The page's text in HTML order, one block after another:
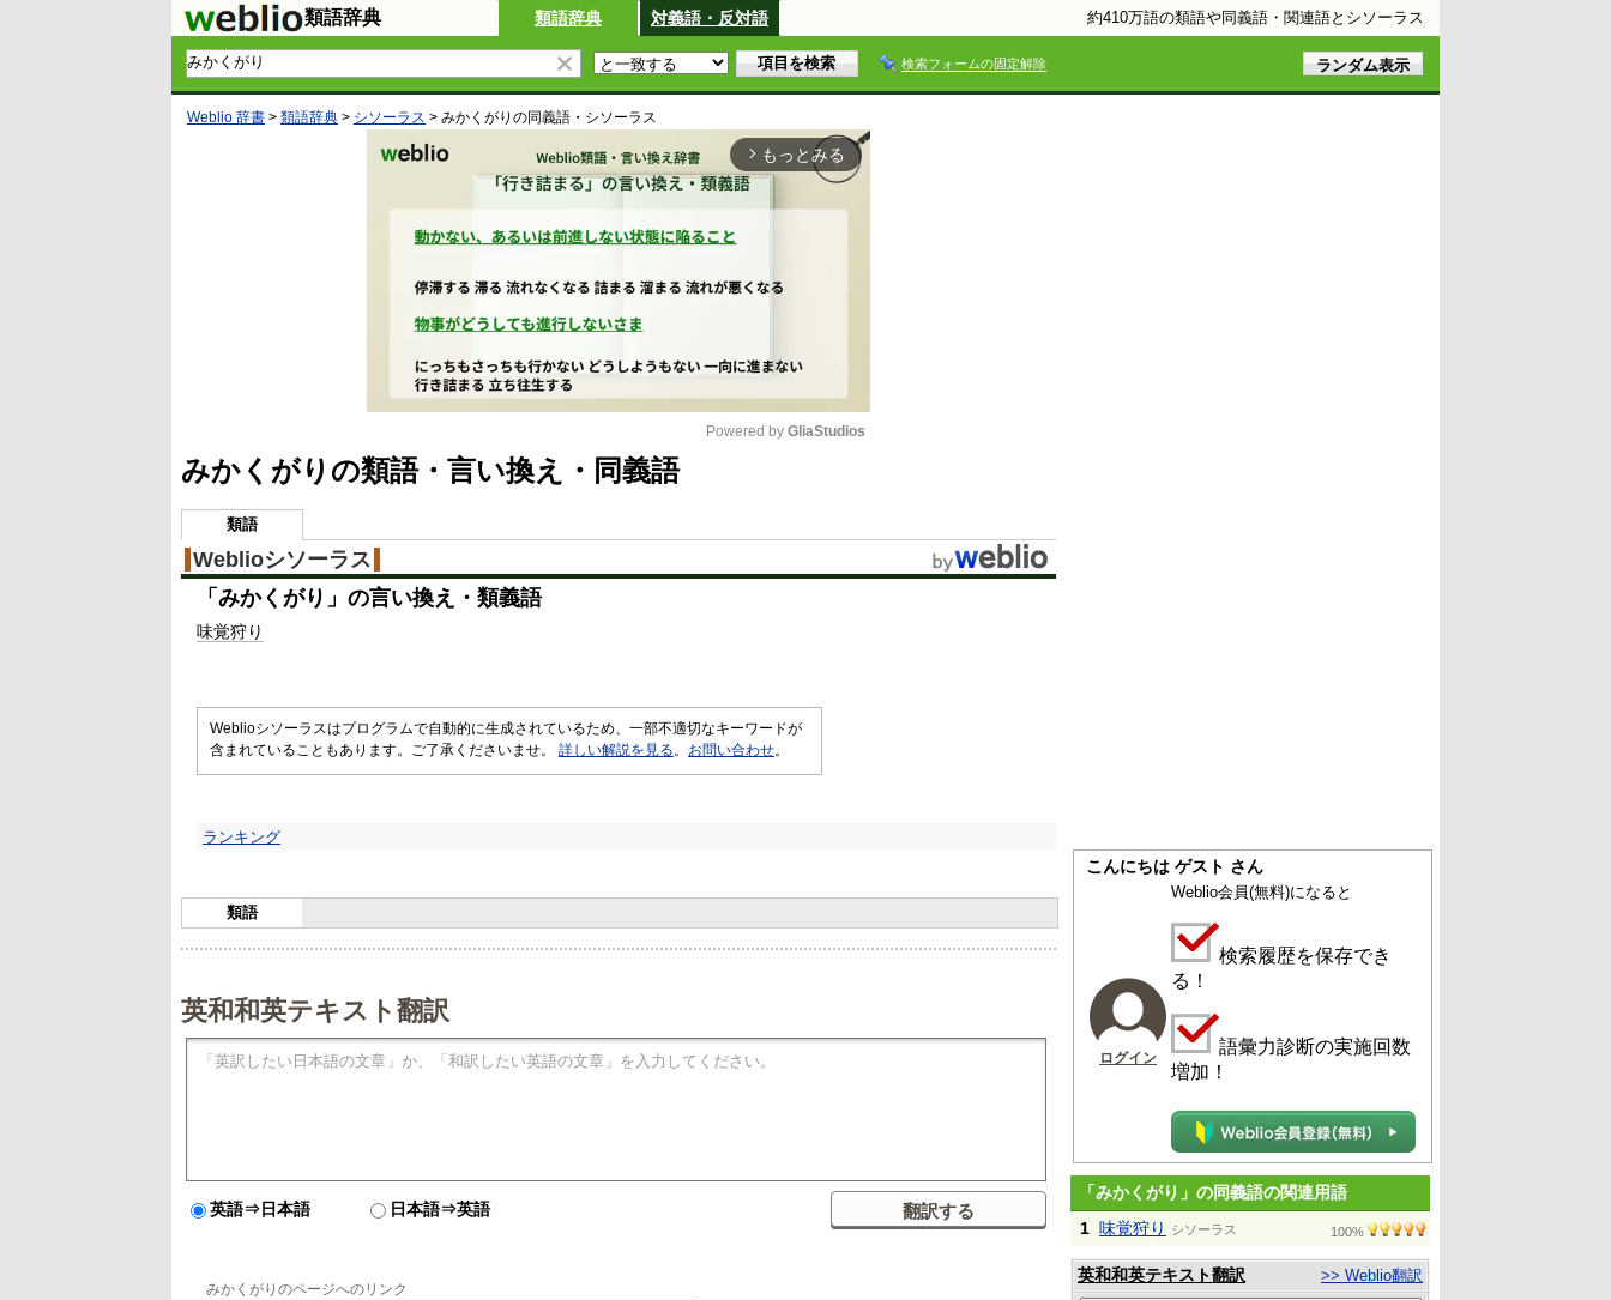
類語辞典 類語辞典 対義語・反対語 約410万語の類語や同義語・関連語とシソーラス
検索フォームの固定解除
Weblio 辞書 > 類語辞典 > シソーラス > みかくがり の同義語・シソーラス
arrow_forward_ios もっとみる
Powered by GliaStudios
みかくがりの類語・言い換え・同義語
類語
Weblioシソーラス
「 みかくがり 」の言い換え・類義語
味覚狩り
Weblioシソーラスはプログラムで自動的に生成されているため、一部不適切なキーワードが
含まれていることもあります。ご了承くださいませ。 詳しい解説を見る 。 お問い合わせ。
ランキング
類語
英和和英テキスト翻訳
英語⇒日本語 日本語⇒英語
みかくがりのページへのリンク
こんにちは ゲスト さん
ログイン
Weblio会員(無料)になると
検索履歴を保存でき
る！
語彙力診断の実施回数
増加！
「みかくがり」の同義語の関連用語
1 味覚狩り シソーラス 100%
英和和英テキスト翻訳 >> Weblio翻訳